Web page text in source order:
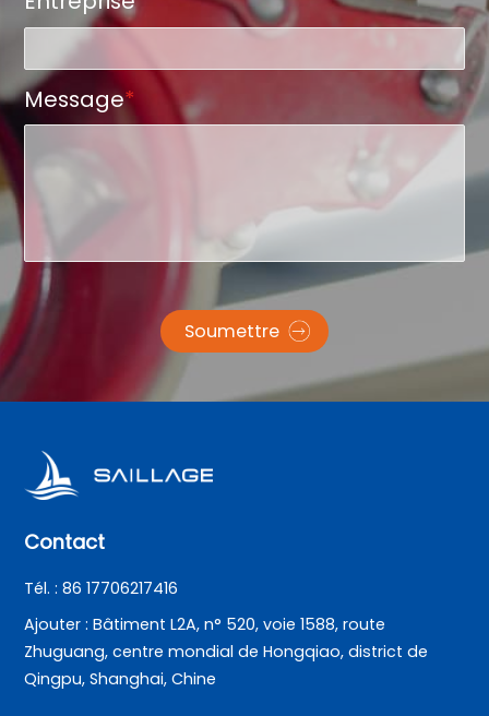
Message*
Soumettre
Contact
Tél. : 86 17706217416
Ajouter : Bâtiment L2A, n° 520, voie 1588, route
Zhuguang, centre mondial de Hongqiao, district de
Qingpu, Shanghai, Chine